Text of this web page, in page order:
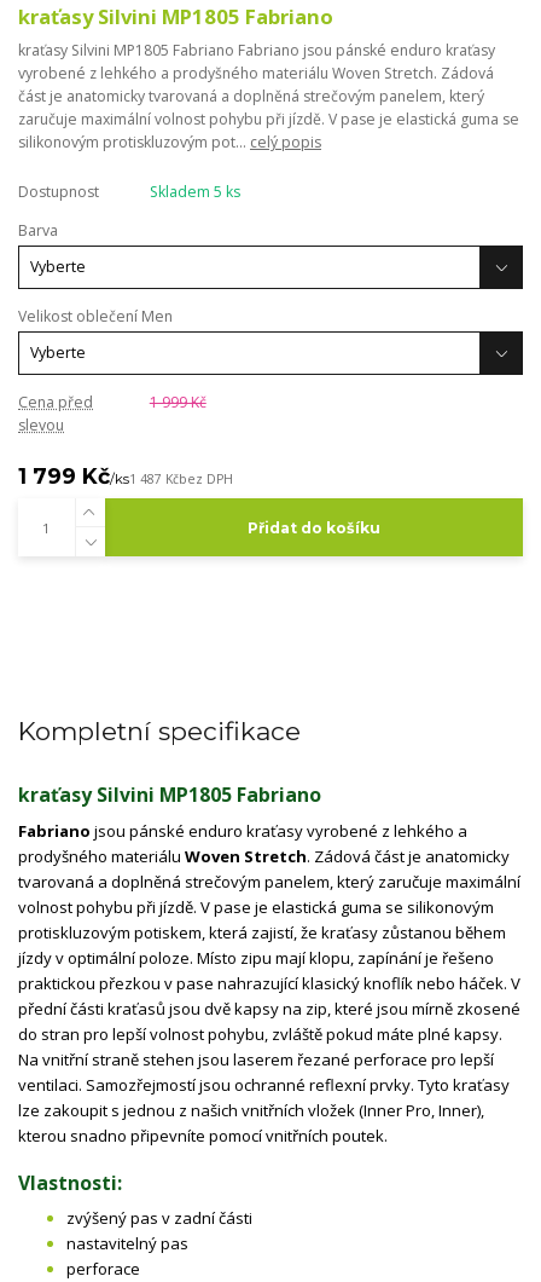
kraťasy Silvini MP1805 Fabriano
kraťasy Silvini MP1805 Fabriano Fabriano jsou pánské enduro kraťasy
vyrobené z lehkého a prodyšného materiálu Woven Stretch. Zádová
část je anatomicky tvarovaná a doplněná strečovým panelem, který
zaručuje maximální volnost pohybu při jízdě. V pase je elastická guma se
silikonovým protiskluzovým pot... celý popis
Dostupnost
Skladem 5 ks
Barva
Velikost oblečení Men
Cena před
slevou
1 999 Kč
1 799 Kč/ks1 487 Kčbez DPH
Přidat do košíku
Kompletní specifikace
kraťasy Silvini MP1805 Fabriano
Fabriano jsou pánské enduro kraťasy vyrobené z lehkého a
prodyšného materiálu Woven Stretch. Zádová část je anatomicky
tvarovaná a doplněná strečovým panelem, který zaručuje maximální
volnost pohybu při jízdě. V pase je elastická guma se silikonovým
protiskluzovým potiskem, která zajistí, že kraťasy zůstanou během
jízdy v optimální poloze. Místo zipu mají klopu, zapínání je řešeno
praktickou přezkou v pase nahrazující klasický knoflík nebo háček. V
přední části kraťasů jsou dvě kapsy na zip, které jsou mírně zkosené
do stran pro lepší volnost pohybu, zvláště pokud máte plné kapsy.
Na vnitřní straně stehen jsou laserem řezané perforace pro lepší
ventilaci. Samozřejmostí jsou ochranné reflexní prvky. Tyto kraťasy
lze zakoupit s jednou z našich vnitřních vložek (Inner Pro, Inner),
kterou snadno připevníte pomocí vnitřních poutek.
Vlastnosti:
zvýšený pas v zadní části
nastavitelný pas
perforace